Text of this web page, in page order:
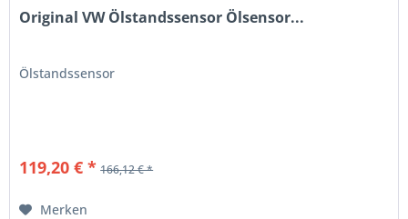
Original VW Ölstandssensor Ölsensor...
Ölstandssensor
119,20 € * 166,12 € *
Merken